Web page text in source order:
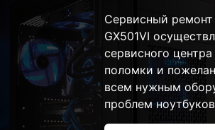
Сервисный ремонт
GX501VI
сервисного
поломки и
всем нужным
проблем